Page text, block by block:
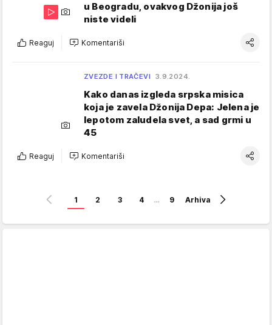
u Beogradu, ovakvog Džonija još
niste videli
Reaguj Komentariši
ZVEZDE I TRAČEVI 3.9.2024.
Kako danas izgleda srpska misica
koja je zavela Džonija Depa: Jelena je
lepotom zaludela svet, a sad grmi u
45
Reaguj Komentariši
1 2 3 4 … 9 Arhiva